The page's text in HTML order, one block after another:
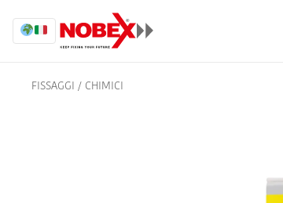
FISSAGGI / CHIMICI